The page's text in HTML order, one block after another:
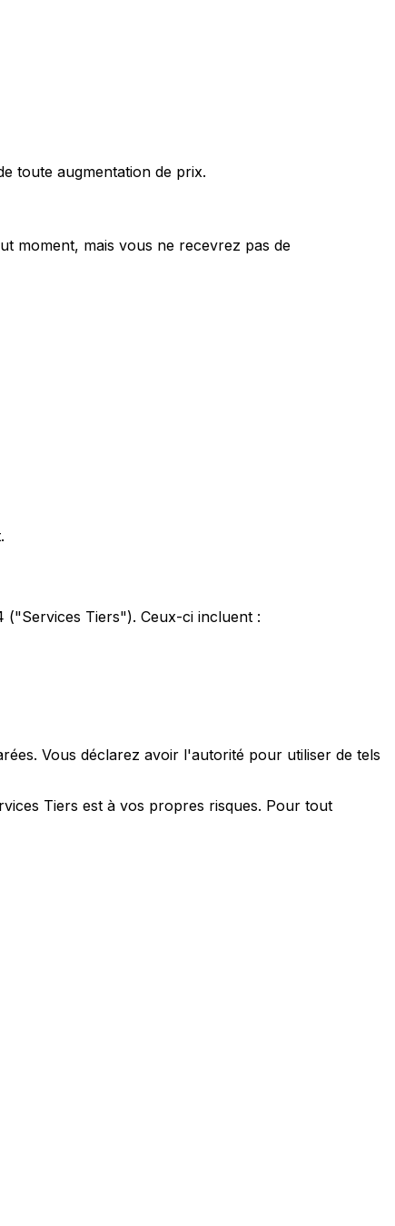
toute augmentation de prix.
moment, mais vous ne recevrez pas de
("Services Tiers"). Ceux-ci incluent :
Vous déclarez avoir l'autorité pour utiliser de tels
Tiers est à vos propres risques. Pour tout